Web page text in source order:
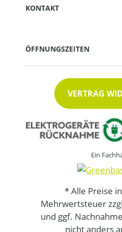
KONTAKT
ÖFFNUNGSZEITEN
VERTRAG
Ein
* Alle Preise
Mehrwertsteuer
und ggf.
nicht anders